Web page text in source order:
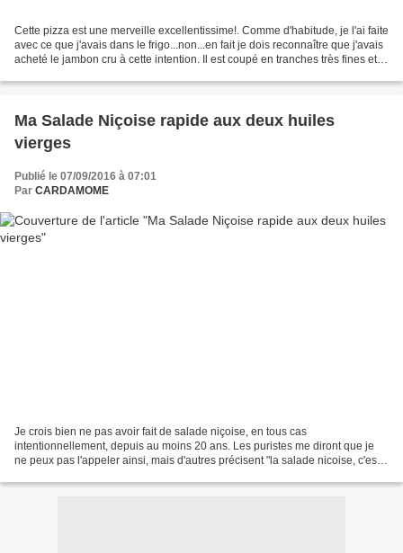
Cette pizza est une merveille excellentissime!. Comme d'habitude, je l'ai faite
avec ce que j'avais dans le frigo...non...en fait je dois reconnaître que j'avais
acheté le jambon cru à cette intention. Il est coupé en tranches très fines et il
Ma Salade Niçoise rapide aux deux huiles
vierges
Publié le 07/09/2016 à 07:01
Par CARDAMOME
Je crois bien ne pas avoir fait de salade niçoise, en tous cas
intentionnellement, depuis au moins 20 ans. Les puristes me diront que je
ne peux pas l'appeler ainsi, mais d'autres précisent "la salade nicoise, c'est